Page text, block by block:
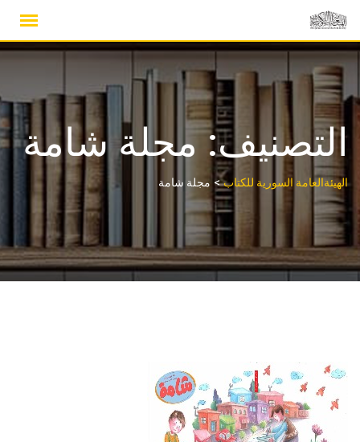
content
التصنيف:مجلة شامة
الهيئةالعامة السورية للكتاب> مجلة شامة